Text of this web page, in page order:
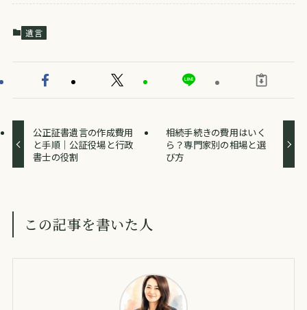
遺言
公正証書遺言の作成費用
と手順｜公証役場と行政
書士の役割
相続手続きの費用はいく
ら？専門家別の相場と選
び方
この記事を書いた人